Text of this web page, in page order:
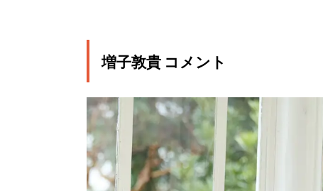
増子敦貴 コメント